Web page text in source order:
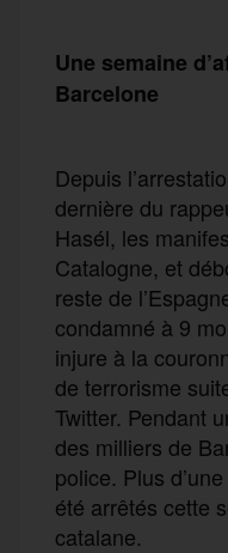
Une semaine
Barcelone
Depuis
dernière du
Hasél, les
Catalogne, et
reste de
condamné à 9
injure à la
de terrorisme
Twitter. Pendant
des milliers de
police. Plus
été arrêtés cette
catalane.